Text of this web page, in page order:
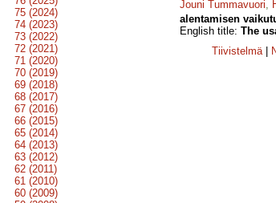
75 (2024)
74 (2023)
73 (2022)
72 (2021)
71 (2020)
70 (2019)
69 (2018)
68 (2017)
67 (2016)
66 (2015)
65 (2014)
64 (2013)
63 (2012)
62 (2011)
61 (2010)
60 (2009)
Jouni Tummavuori,
alentamisen
English title: The
Tiivistelmä|